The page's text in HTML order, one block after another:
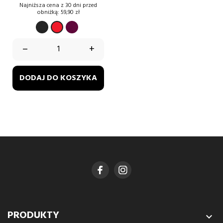
podstawowa
Najniższa cena z 30 dni przed
obniżką: 59,90 zł
CZARNYCZERWONY
burgund
– +
DODAJ DO KOSZYKA
PRODUKTY 